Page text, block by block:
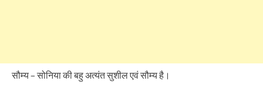
सौम्य – सोनिया की बहु अत्यंत सुशील एवं सौम्य है।